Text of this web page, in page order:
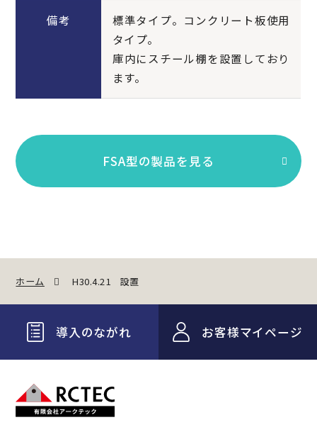
備考
標準タイプ。コンクリート板使用
タイプ。
庫内にスチール棚を設置しており
ます。
FSA型の製品を見る
ホーム H30.4.21 設置
導入のながれ お客様マイページ